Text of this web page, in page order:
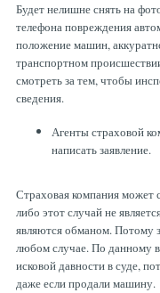
Будет нелишне снять на
телефона повреждения
положение машин,
транспортном
смотреть за тем, чтобы
сведения.
Агенты страховой
написать заявление.
Страховая компания может
либо этот случай не
являются обманом. Потому
любом случае. По данному
исковой давности в суде,
даже если продали машину.